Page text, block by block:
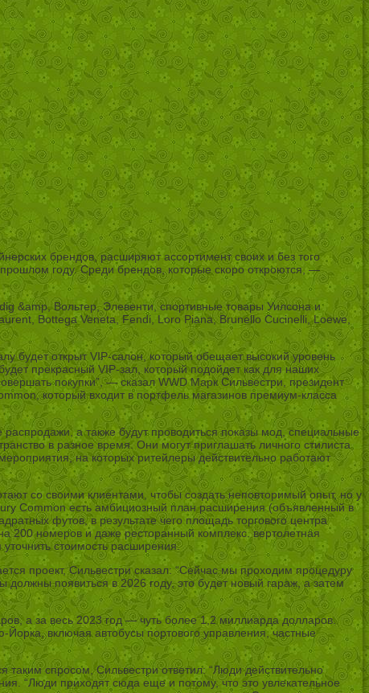
брендов, расширяют ассортимент своих и без того
году. Среди брендов, которые скоро откроются, —
&amp, Вольтер, Элевенти, спортивные товары Уилсона и
Bottega Veneta, Fendi, Loro Piana, Brunello Cucinelli, Loewe,
будет открыт VIP-салон, который обещает высокий уровень
прекрасный VIP-зал, который подойдет как для наших
покупки”, — сказал WWD Марк Сильвестри, президент
который входит в портфель магазинов премиум-класса
а также будут проводиться показы мод, специальные
в разное время. Они могут приглашать личного стилиста
на которых ритейлеры действительно работают
со своими клиентами, чтобы создать неповторимый опыт, но у
Common есть амбициозный план расширения (объявленный в
футов, в результате чего площадь торгового центра
200 номеров и даже ресторанный комплекс. вертолетная
стоимость расширения.
проект, Сильвестри сказал: “Сейчас мы проходим процедуру
появиться в 2026 году, это будет новый гараж, а затем
а за весь 2023 год — чуть более 1,2 миллиарда долларов.
включая автобусы портового управления, частные
спросом, Сильвестри ответил: “Люди действительно
“Люди приходят сюда еще и потому, что это увлекательное